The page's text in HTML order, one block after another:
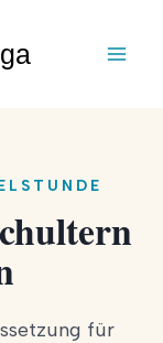
für